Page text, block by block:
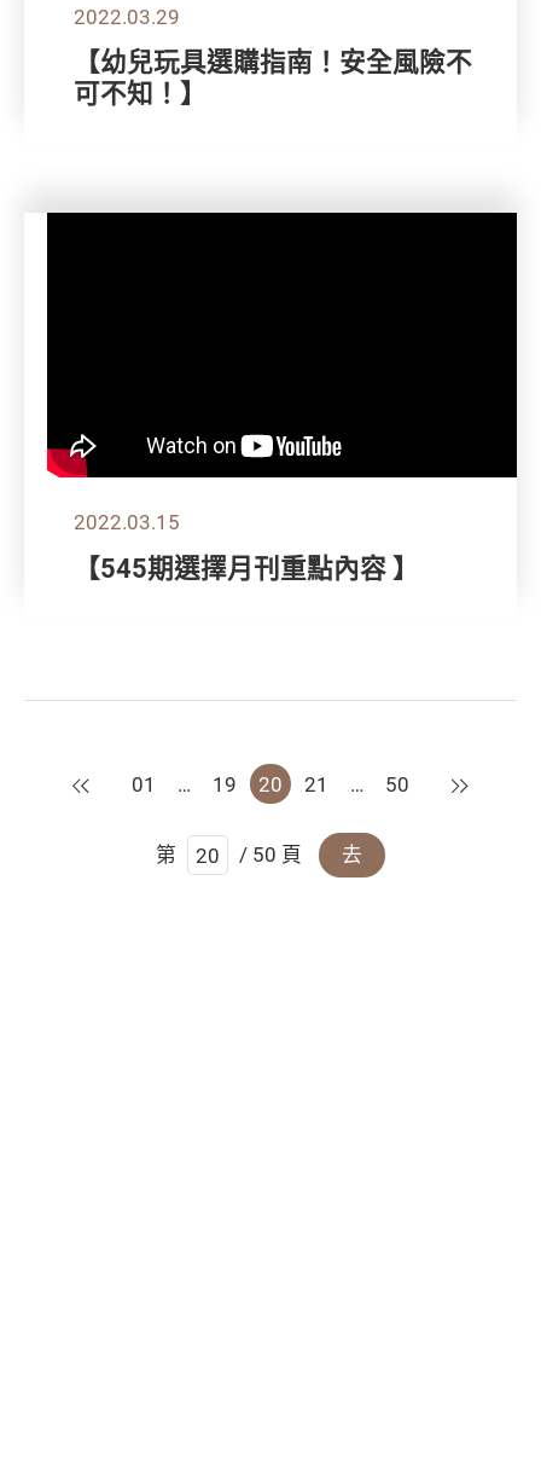
2022.03.29
【幼兒玩具選購指南！安全風險不
可不知！】
2022.03.15
【545期選擇月刊重點內容 】
上一頁
01 … 19 20 21 … 50 下一頁
第 / 50 頁 去